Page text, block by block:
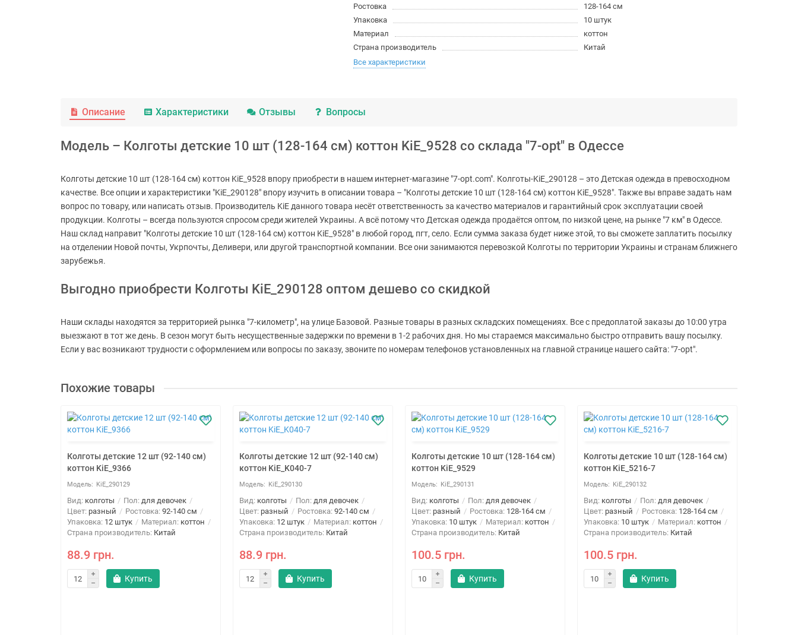
Ростовка
128-164 см
Упаковка
10 штук
Материал
коттон
Страна производитель
Китай
Все характеристики
Описание Характеристики Отзывы Вопросы
Модель – Колготы детские 10 шт (128-164 см) коттон KiE_9528 со склада "7-opt" в Одессе
Колготы детские 10 шт (128-164 см) коттон KiE_9528 впору приобрести в нашем интернет-магазине "7-opt.com". Колготы-KiE_290128 – это Детская одежда в превосходном
качестве. Все опции и характеристики "KiE_290128" впору изучить в описании товара – "Колготы детские 10 шт (128-164 см) коттон KiE_9528". Также вы вправе задать нам
вопрос по товару, или написать отзыв. Производитель KiE данного товара несёт ответственность за качество материалов и гарантийный срок эксплуатации своей
продукции. Колготы – всегда пользуются спросом среди жителей Украины. А всё потому что Детская одежда продаётся оптом, по низкой цене, на рынке "7 км" в Одессе.
Наш склад направит "Колготы детские 10 шт (128-164 см) коттон KiE_9528" в любой город, пгт, село. Если сумма заказа будет ниже этой, то вы сможете заплатить посылку
на отделении Новой почты, Укрпочты, Деливери, или другой транспортной компании. Все они занимаются перевозкой Колготы по территории Украины и странам ближнего
зарубежья.
Выгодно приобрести Колготы KiE_290128 оптом дешево со скидкой
Наши склады находятся за территорией рынка "7-километр", на улице Базовой. Разные товары в разных складских помещениях. Все с предоплатой заказы до 10:00 утра
выезжают в тот же день. В сезон могут быть несущественные задержки по времени в 1-2 рабочих дня. Но мы стараемся максимально быстро отправить вашу посылку.
Если у вас возникают трудности с оформлением или вопросы по заказу, звоните по номерам телефонов установленных на главной странице нашего сайта: "7-opt".
Похожие товары
Колготы детские 12 шт (92-140 см)
коттон KiE_9366
KiE_290129
Вид: колготы Пол: для девочек
Цвет: разный Ростовка: 92-140 см
Упаковка: 12 штук Материал: коттон
Страна производитель: Китай
88.9 грн.
Купить
Колготы детские 12 шт (92-140 см)
коттон KiE_K040-7
KiE_290130
Вид: колготы Пол: для девочек
Цвет: разный Ростовка: 92-140 см
Упаковка: 12 штук Материал: коттон
Страна производитель: Китай
88.9 грн.
Купить
Колготы детские 10 шт (128-164 см)
коттон KiE_9529
KiE_290131
Вид: колготы Пол: для девочек
Цвет: разный Ростовка: 128-164 см
Упаковка: 10 штук Материал: коттон
Страна производитель: Китай
100.5 грн.
Купить
Колготы детские 10 шт (128-164 см)
коттон KiE_5216-7
KiE_290132
Вид: колготы Пол: для девочек
Цвет: разный Ростовка: 128-164 см
Упаковка: 10 штук Материал: коттон
Страна производитель: Китай
100.5 грн.
Купить